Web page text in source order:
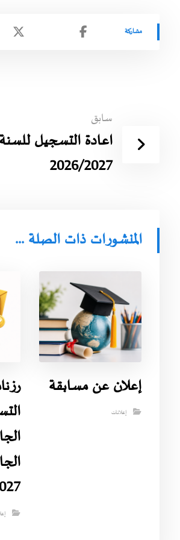
سابق
اعادة التسجيل
2026/2027
المنشورات ذات الصلة ...
إعلان عن مسابقة
إعلانات